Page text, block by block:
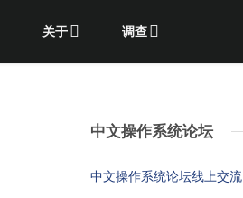
关于 调查
中文操作系统论坛
中文操作系统论坛线上交流